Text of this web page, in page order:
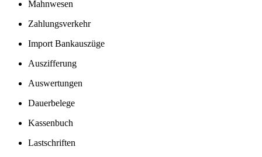
Mahnwesen
Zahlungsverkehr
Import Bankauszüge
Auszifferung
Auswertungen
Dauerbelege
Kassenbuch
Lastschriften